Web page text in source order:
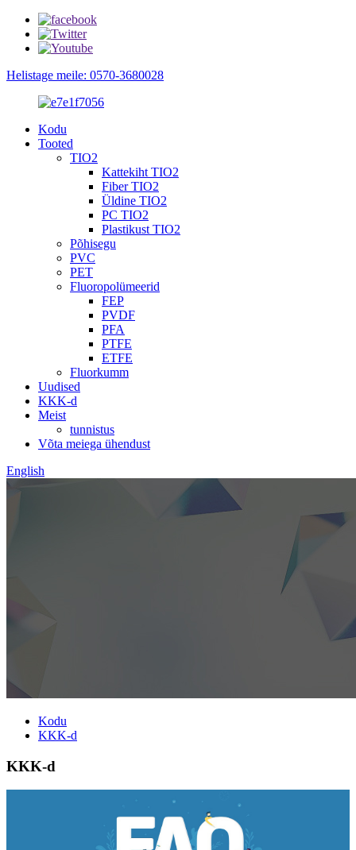
Helistage meile: 0570-3680028
Kodu
Tooted
TIO2
Kattekiht TIO2
Fiber TIO2
Üldine TIO2
PC TIO2
Plastikust TIO2
Põhisegu
PVC
PET
Fluoropolümeerid
FEP
PVDF
PFA
PTFE
ETFE
Fluorkumm
Uudised
KKK-d
Meist
tunnistus
Võta meiega ühendust
English
Kodu
KKK-d
KKK-d